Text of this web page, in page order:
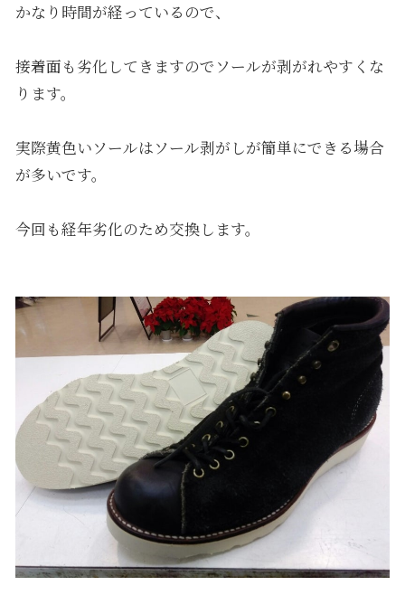
かなり時間が経っているので、
接着面も劣化してきますのでソールが剥がれやすくな
ります。
実際黄色いソールはソール剥がしが簡単にできる場合
が多いです。
今回も経年劣化のため交換します。